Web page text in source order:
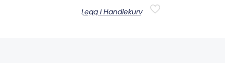
Legg I Handlekurv